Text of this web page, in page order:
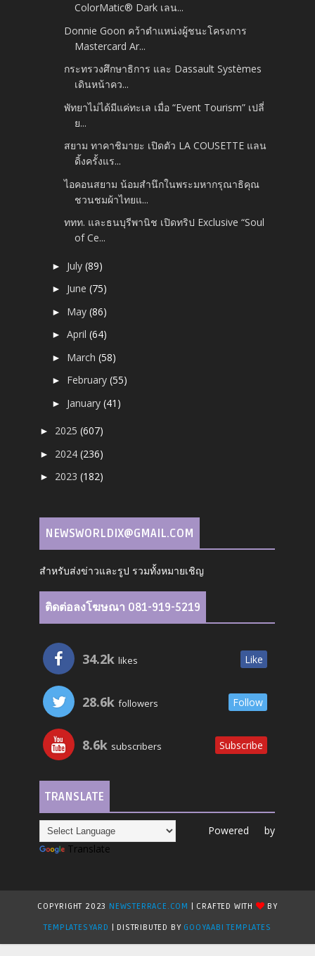
ColorMatic® Dark เลน...
Donnie Goon คว้าตำแหน่งผู้ชนะโครงการ
Mastercard Ar...
กระทรวงศึกษาธิการ และ Dassault Systèmes
เดินหน้าคว...
พัทยาไม่ได้มีแค่ทะเล เมื่อ “Event Tourism” เปลี่
ย...
สยาม ทาคาชิมายะ เปิดตัว LA COUSETTE แลน
ดิ้งครั้งแร...
ไอคอนสยาม น้อมสำนึกในพระมหากรุณาธิคุณ
ชวนชมผ้าไทยแ...
ททท. และธนบุรีพานิช เปิดทริป Exclusive “Soul
of Ce...
► July(89)
► June(75)
► May(86)
►April(64)
► March(58)
► February(55)
► January(41)
► 2025(607)
► 2024(236)
► 2023(182)
NEWSWORLDIX@GMAIL.COM
สำหรับส่งข่าวและรูป รวมทั้งหมายเชิญ
ติดต่อลงโฆษณา 081-919-5219
34.2k likes Like
28.6k followers Follow
8.6k subscribers Subscribe
TRANSLATE
Powered by
Translate
COPYRIGHT 2023 NEWSTERRACE.COM | CRAFTED WITH
BY
TEMPLATESYARD
| DISTRIBUTED BY GOOYAABI TEMPLATES